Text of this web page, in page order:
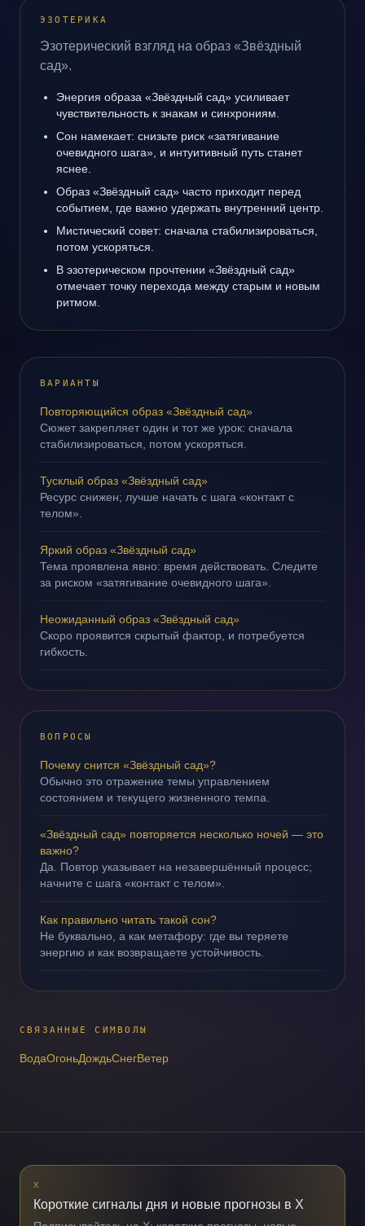
ЭЗОТЕРИКА
Эзотерический взгляд на образ «Звёздный
сад».
Энергия образа «Звёздный сад» усиливает
чувствительность к знакам и синхрониям.
Сон намекает: снизьте риск «затягивание
очевидного шага», и интуитивный путь станет
яснее.
Образ «Звёздный сад» часто приходит перед
событием, где важно удержать внутренний центр.
Мистический совет: сначала стабилизироваться,
потом ускоряться.
В эзотерическом прочтении «Звёздный сад»
отмечает точку перехода между старым и новым
ритмом.
ВАРИАНТЫ
Повторяющийся образ «Звёздный сад»
Сюжет закрепляет один и тот же урок: сначала
стабилизироваться, потом ускоряться.
Тусклый образ «Звёздный сад»
Ресурс снижен; лучше начать с шага «контакт с
телом».
Яркий образ «Звёздный сад»
Тема проявлена явно: время действовать. Следите
за риском «затягивание очевидного шага».
Неожиданный образ «Звёздный сад»
Скоро проявится скрытый фактор, и потребуется
гибкость.
ВОПРОСЫ
Почему снится «Звёздный сад»?
Обычно это отражение темы управлением
состоянием и текущего жизненного темпа.
«Звёздный сад» повторяется несколько ночей — это
важно?
Да. Повтор указывает на незавершённый процесс;
начните с шага «контакт с телом».
Как правильно читать такой сон?
Не буквально, а как метафору: где вы теряете
энергию и как возвращаете устойчивость.
СВЯЗАННЫЕ СИМВОЛЫ
ВодаОгоньДождьСнегВетер
X
Короткие сигналы дня и новые прогнозы в X